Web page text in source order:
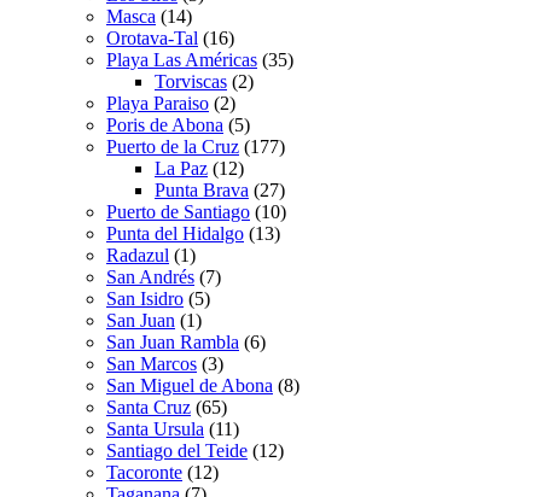
Masca (14)
Orotava-Tal (16)
Playa Las Américas (35)
Torviscas (2)
Playa Paraiso (2)
Poris de Abona (5)
Puerto de la Cruz (177)
La Paz (12)
Punta Brava (27)
Puerto de Santiago (10)
Punta del Hidalgo (13)
Radazul (1)
San Andrés (7)
San Isidro (5)
San Juan (1)
San Juan Rambla (6)
San Marcos (3)
San Miguel de Abona (8)
Santa Cruz (65)
Santa Ursula (11)
Santiago del Teide (12)
Tacoronte (12)